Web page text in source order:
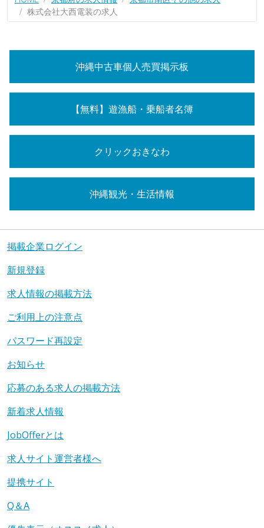
株式会社大西電装の求人
沖縄中古車個人売買掲示板
【無料】遊漁船・乗船者名簿
クリックおきなわ
沖縄観光・生活情報
掲載企業ログイン
新規登録
求人情報の掲載方法
ご利用上の注意点
パスワード再設定
お知らせ
応募のある求人の掲載方法
新着求人情報
JobOfferとは
求人サイト運営者様へ
提携サイト
Q＆A